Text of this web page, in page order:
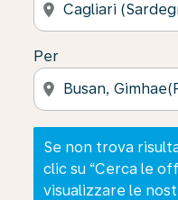
location_on
Per
location_on
Se non trova
clic su “Cerca le
visualizzare le